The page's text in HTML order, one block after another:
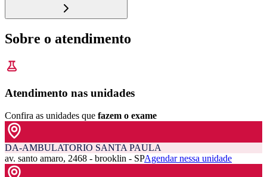
Sobre o atendimento
Atendimento nas unidades
Confira as unidades que fazem o exame
DA-AMBULATORIO SANTA PAULA
av. santo amaro, 2468 - brooklin - SPAgendar nessa unidade